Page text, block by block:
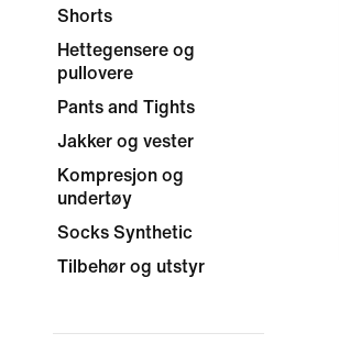
Shorts
Hettegensere og
pullovere
Pants and Tights
Jakker og vester
Kompresjon og
undertøy
Socks Synthetic
Tilbehør og utstyr